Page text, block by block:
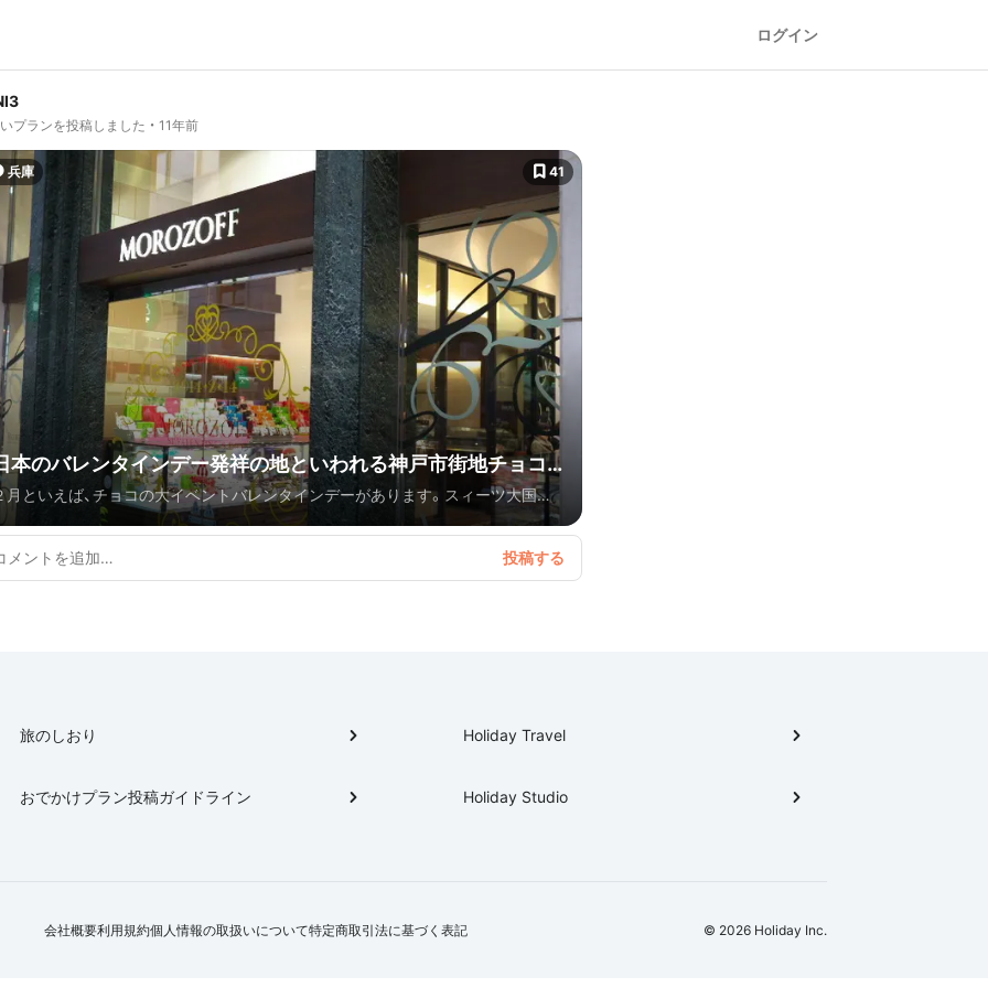
ログイン
プランを投稿しました 11年前
兵庫 41
本のバレンタインデー発祥の地といわれる神戸市街地チョコ
ート散歩
月といえば、チョコの大イベントバレンタインデーがあります。スィーツ大国の
戸にも沢山のチョコレート専門店があります。今回は神戸三宮を中心に、チョコ
ートをメインした散歩プランを作りました。
旅のしおり
おでかけプラン投稿ガイドライン
Holiday Travel
Holiday Studio
会社概要利用規約個人情報の取扱いについて特定商取引法に基づく表記 © 2026 Holiday Inc.